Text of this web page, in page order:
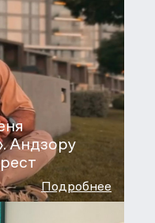
Андзору
Подробнее